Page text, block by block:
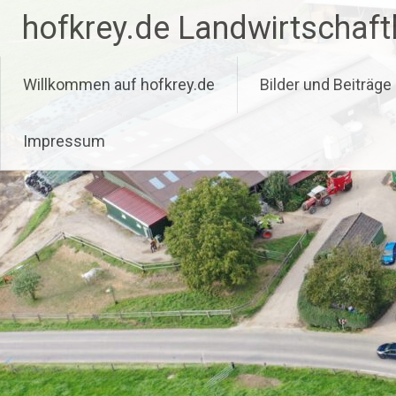
Zum
Inhalt
springen
hofkrey.de
Willkommen auf hofkrey.de Bilder und Beiträge
Impressum